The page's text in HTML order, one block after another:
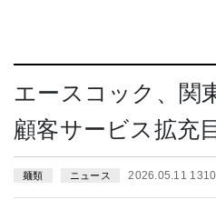
エースコック、関
顧客サービス拡充
麺類 ニュース 2026.05.11